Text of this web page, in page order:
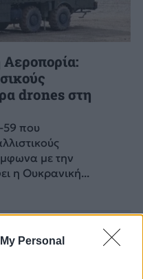
Personal
drones στη
59 που
με την
η Ουκρανική...